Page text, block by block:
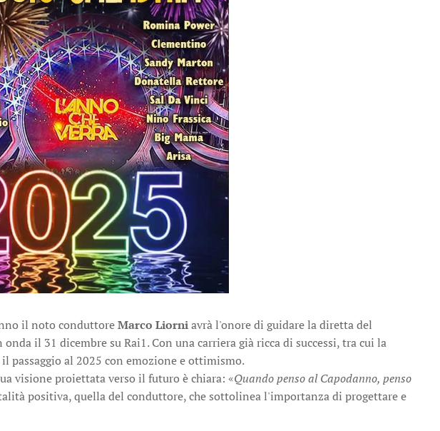
il noto conduttoreMarco Liorniavrà l'onore di guidare la diretta del
onda il 31 dicembre su Rai1. Con una carriera già ricca di successi, tra cui la
passaggio al 2025 con emozione e ottimismo.
visione proiettata verso il futuro è chiara: «Quando penso al Capodanno, penso
positiva, quella del conduttore, che sottolinea l'importanza di progettare e